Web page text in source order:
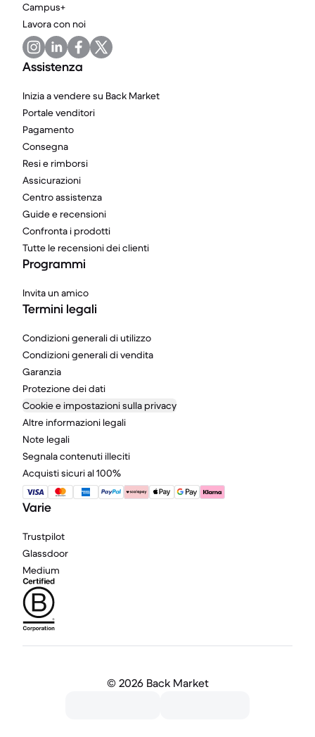
Campus+
Lavora con noi
Assistenza
Inizia a vendere su Back Market
Portale venditori
Pagamento
Consegna
Resi e rimborsi
Assicurazioni
Centro assistenza
Guide e recensioni
Confronta i prodotti
Tutte le recensioni dei clienti
Programmi
Invita un amico
Termini legali
Condizioni generali di utilizzo
Condizioni generali di vendita
Garanzia
Protezione dei dati
Cookie e impostazioni sulla privacy
Altre informazioni legali
Note legali
Segnala contenuti illeciti
Acquisti sicuri al 100%
Varie
Trustpilot
Glassdoor
Medium
© 2026 Back Market